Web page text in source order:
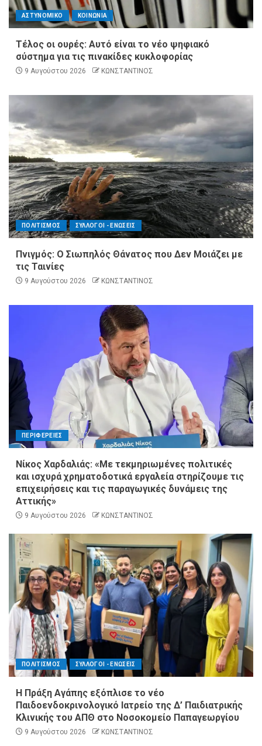
ΑΣΤΥΝΟΜΙΚΟ ΚΟΙΝΩΝΙΑ
Τέλος οι ουρές: Αυτό είναι το νέο ψηφιακό
σύστημα για τις πινακίδες κυκλοφορίας
9 Αυγούστου 2026 ΚΩΝΣΤΑΝΤΙΝΟΣ
ΠΟΛΙΤΙΣΜΟΣ ΣΥΛΛΟΓΟΙ - ΕΝΩΣΕΙΣ
Πνιγμός: Ο Σιωπηλός Θάνατος που Δεν Μοιάζει με
τις Ταινίες
9 Αυγούστου 2026 ΚΩΝΣΤΑΝΤΙΝΟΣ
ΠΕΡΙΦΕΡΕΙΕΣ
Νίκος Χαρδαλιάς: «Με τεκμηριωμένες πολιτικές
και ισχυρά χρηματοδοτικά εργαλεία στηρίζουμε τις
επιχειρήσεις και τις παραγωγικές δυνάμεις της
Αττικής»
9 Αυγούστου 2026 ΚΩΝΣΤΑΝΤΙΝΟΣ
ΠΟΛΙΤΙΣΜΟΣ ΣΥΛΛΟΓΟΙ - ΕΝΩΣΕΙΣ
Η Πράξη Αγάπης εξόπλισε το νέο
Παιδοενδοκρινολογικό Ιατρείο της Δ’ Παιδιατρικής
Κλινικής του ΑΠΘ στο Νοσοκομείο Παπαγεωργίου
9 Αυγούστου 2026 ΚΩΝΣΤΑΝΤΙΝΟΣ